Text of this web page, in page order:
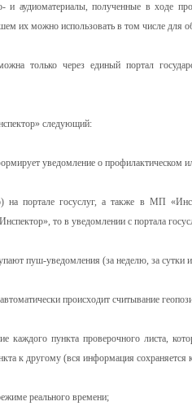
и аудиоматериалы, полученные в ходе
их можно использовать в том числе для
только через единый портал
следующий:
уведомление о профилактическом
на портале госуслуг, а также в МП
то в уведомлении с портала
пуш-уведомления (за неделю, за сутки и
происходит считывание
каждого пункта проверочного листа,
к другому (вся информация сохраняется
реального времени;